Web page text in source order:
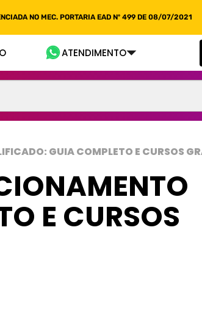
NO MEC. PORTARIA EAD Nº 499 DE 08/07/2021
ATENDIMENTO
GUIA COMPLETO E CURSOS
E CURSOS